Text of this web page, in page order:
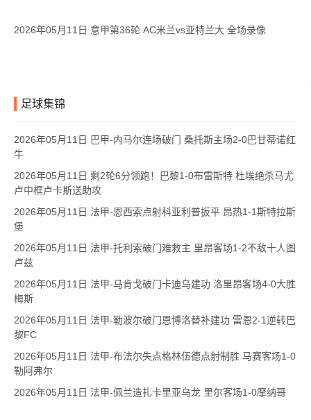
2026年05月11日 意甲第36轮 AC米兰vs亚特兰大 全场录像
足球集锦
2026年05月11日 巴甲-内马尔连场破门 桑托斯主场2-0巴甘蒂诺红
牛
2026年05月11日 剩2轮6分领跑！巴黎1-0布雷斯特 杜埃绝杀马尤
卢中框卢卡斯送助攻
2026年05月11日 法甲-恩西索点射科亚利普扳平 昂热1-1斯特拉斯
堡
2026年05月11日 法甲-托利索破门难救主 里昂客场1-2不敌十人图
卢兹
2026年05月11日 法甲-马肯戈破门卡迪乌建功 洛里昂客场4-0大胜
梅斯
2026年05月11日 法甲-勒波尔破门恩博洛替补建功 雷恩2-1逆转巴
黎FC
2026年05月11日 法甲-布法尔失点格林伍德点射制胜 马赛客场1-0
勒阿弗尔
2026年05月11日 法甲-佩兰造扎卡里亚乌龙 里尔客场1-0摩纳哥